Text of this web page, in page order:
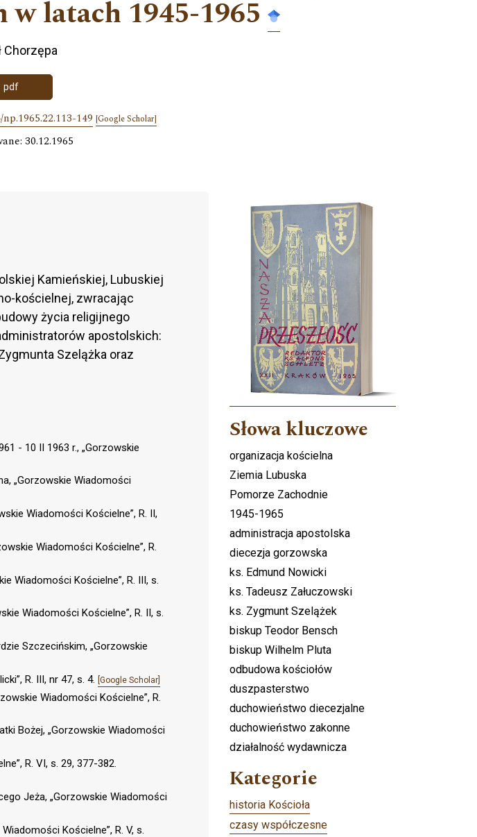
latach 1945-1965
Chorzępa
pdf
149 [Google Scholar]
30.12.1965
Kamieńskiej, Lubuskiej
kościelnej, zwracając
życia religijnego
apostolskich:
Szelążka oraz
- 10 II 1963 r., „Gorzowskie
„Gorzowskie Wiadomości
Wiadomości Kościelne”, R. II,
Wiadomości Kościelne”, R.
Wiadomości Kościelne”, R. III, s.
Wiadomości Kościelne”, R. II, s.
Szczecińskim, „Gorzowskie
R. III, nr 47, s. 4. [Google Scholar]
Wiadomości Kościelne”, R.
Bożej, „Gorzowskie Wiadomości
R. VI, s. 29, 377-382.
Jeża, „Gorzowskie Wiadomości
Kościelne”, R. V, s.
Cover image
Słowa kluczowe
organizacja kościelna
Ziemia Lubuska
Pomorze Zachodnie
1945-1965
administracja apostolska
diecezja gorzowska
ks. Edmund Nowicki
ks. Tadeusz Załuczowski
ks. Zygmunt Szelążek
biskup Teodor Bensch
biskup Wilhelm Pluta
odbudowa kościołów
duszpasterstwo
duchowieństwo diecezjalne
duchowieństwo zakonne
działalność wydawnicza
Kategorie
historia Kościoła
czasy współczesne